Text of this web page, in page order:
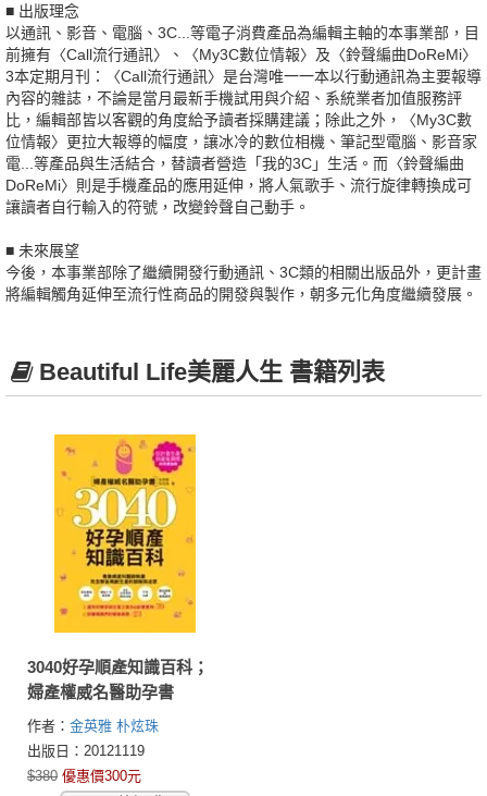
■ 出版理念
以通訊、影音、電腦、3C...等電子消費產品為編輯主軸的本事業部，目
前擁有〈Call流行通訊〉、〈My3C數位情報〉及〈鈴聲編曲DoReMi〉
3本定期月刊：〈Call流行通訊〉是台灣唯一一本以行動通訊為主要報導
內容的雜誌，不論是當月最新手機試用與介紹、系統業者加值服務評
比，編輯部皆以客觀的角度給予讀者採購建議；除此之外，〈My3C數
位情報〉更拉大報導的幅度，讓冰冷的數位相機、筆記型電腦、影音家
電...等產品與生活結合，替讀者營造「我的3C」生活。而〈鈴聲編曲
DoReMi〉則是手機產品的應用延伸，將人氣歌手、流行旋律轉換成可
讓讀者自行輸入的符號，改變鈴聲自己動手。
■ 未來展望
今後，本事業部除了繼續開發行動通訊、3C類的相關出版品外，更計畫
將編輯觸角延伸至流行性商品的開發與製作，朝多元化角度繼續發展。
Beautiful Life美麗人生 書籍列表
3040好孕順產知識百科；
婦產權威名醫助孕書
作者： 金英雅 朴炫珠
出版日：20121119
$380 優惠價300元